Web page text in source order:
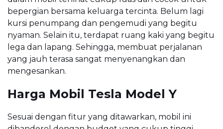
bepergian bersama keluarga tercinta. Belum lagi
kursi penumpang dan pengemudi yang begitu
nyaman. Selain itu, terdapat ruang kaki yang begitu
lega dan lapang. Sehingga, membuat perjalanan
yang jauh terasa sangat menyenangkan dan
mengesankan.
Harga Mobil Tesla Model Y
Sesuai dengan fitur yang ditawarkan, mobil ini